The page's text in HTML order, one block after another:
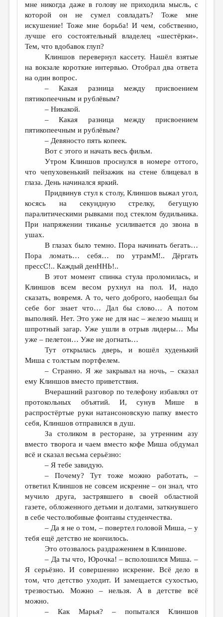
мне никогда даже в голову не приходила мысль, с
которой он не сумел совладать? Тоже мне
искушение! Тоже мне борьба! И чем, собственно,
лучше его состоятельный владелец «шестёрки».
Тем, что вдобавок глуп?
Клиншов перевернул кассету. Нашёл взятые
на вокзале короткие интервью. Отобрал два ответа
на один вопрос.
– Какая разница между присвоением
пятикопеечным и рублёвым?
– Никакой.
– Какая разница между присвоением
пятикопеечным и рублёвым?
– Девяносто пять копеек.
Вот с этого и начать весь фильм.
Утром Клиншов проснулся в номере оттого,
что чепуховенький пейзажик на стене блицевал в
глаза. День начинался яркий.
Придвинув стул к столу, Клиншов выжал угол,
косясь на секундную стрелку, бегущую
паралитическими рывками под стеклом будильника.
При напряжении тиканье усиливается до звона в
ушах.
В глазах было темно. Пора начинать бегать…
Пора ломать… себя… по утрамМ!.. Дёргать
прессС!.. Каждый денННЬ!..
В этот момент спинка стула проломилась, и
Клиншов всем весом рухнул на пол. И, надо
сказать, вовремя. А то, чего доброго, наобещал бы
себе бог знает что… Дал бы слово… А потом
выполняй. Нет. Это уже не для нас – железо мышц и
шпротный загар. Уже ушли в отрыв лидеры… Мы
уже – пелетон… Уже не догнать…
Тут открылась дверь, и вошёл худенький
Миша с толстым портфелем.
– Странно. Я же закрывал на ночь, – сказал
ему Клиншов вместо приветствия.
Вчерашний разговор по телефону избавлял от
протокольных объятий. И, сунув Мише в
распростёртые руки натансоновскую папку вместо
себя, Клиншов отправился в душ.
За столиком в ресторане, за утренним азу
вместо творога и чаем вместо кофе Миша обдумал
всё и сказал весьма серьёзно:
– Я тебе завидую.
– Почему? Тут тоже можно работать, –
ответил Клиншов не совсем искренне – он знал, что
мучило друга, застрявшего в своей областной
газете, обложенного детьми и долгами, заткнувшего
в себе честолюбивые фонтаны студенчества.
– Да я не о том, – повертел головой Миша, – у
тебя ещё детство не кончилось.
Это отозвалось раздражением в Клиншове.
– Да ты что, Юрочка! – всполошился Миша. –
Я серьёзно. И совершенно искренне. Всё дело в
том, что детство уходит. И замещается сухостью,
трезвостью. Можно – нельзя. А в детстве всё
можно.
– Как Марья? – попытался Клиншов